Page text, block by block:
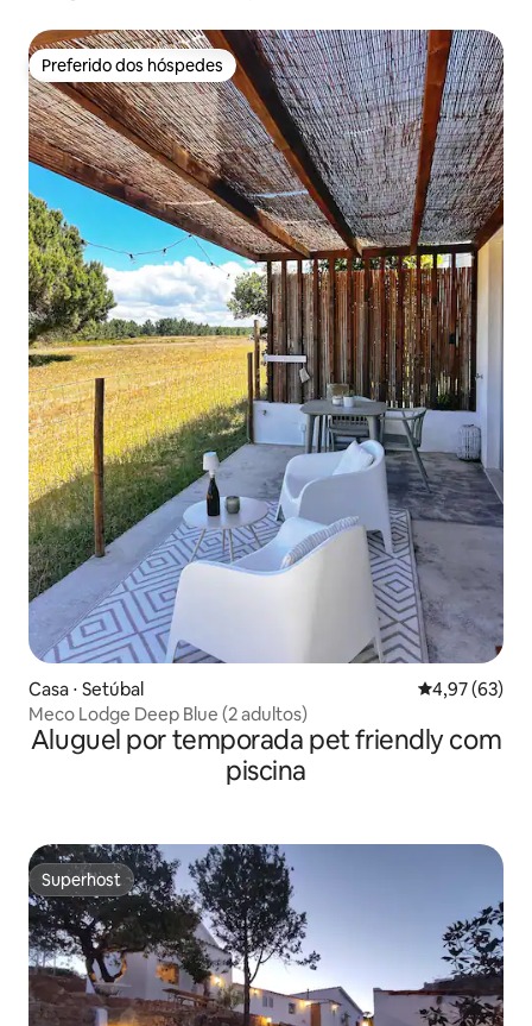
Preferido dos hóspedes
Preferido dos hóspedes
Casa ⋅ Setúbal 4,97 de uma
4,97 (63)
Meco Lodge Deep Blue (2 adultos)
Aluguel por temporada pet friendly com
piscina
Superhost
Superhost